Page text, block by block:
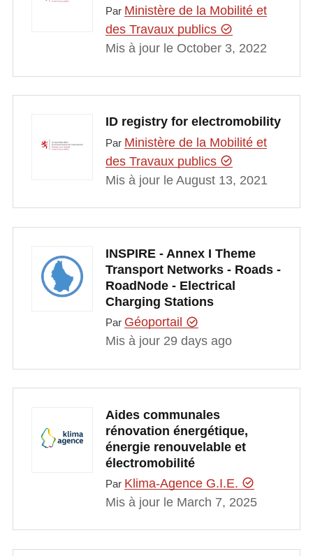
Par Ministère de la Mobilité et
des Travaux publics
Mis à jour le October 3, 2022
ID registry for electromobility
Par Ministère de la Mobilité et
des Travaux publics
Mis à jour le August 13, 2021
INSPIRE - Annex I Theme
Transport Networks - Roads -
RoadNode - Electrical
Charging Stations
Par Géoportail
Mis à jour 29 days ago
Aides communales
rénovation énergétique,
énergie renouvelable et
électromobilité
Par Klima-Agence G.I.E.
Mis à jour le March 7, 2025